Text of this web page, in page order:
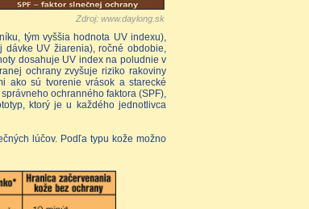
Zdroj: www.daylong.sk
tým vyššia hodnota UV indexu),
dávke UV žiarenia), ročné obdobie,
dosahuje UV index na poludnie v
ochrany zvyšuje riziko rakoviny
ako sú tvorenie vrások a starecké
ochranného faktora (SPF),
ktorý je u každého jednotlivca
lúčov. Podľa typu kože možno